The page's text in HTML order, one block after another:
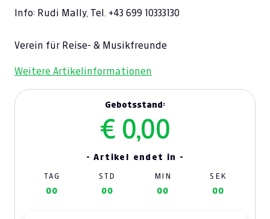
Info: Rudi Mally, Tel. +43 699 10333130
Verein für Reise- & Musikfreunde
Weitere Artikelinformationen
Gebotsstand:
€ 0,00
- Artikel endet in -
TAG STD MIN SEK
00 00 00 00